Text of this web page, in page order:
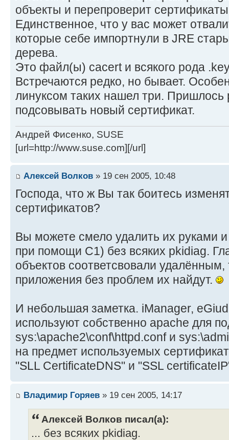
объекты и перепроверит
Единственное, что у вас может
которые себе импортнули в JRE
дерева.
Это файл(ы) cacert и всякого рода
Встречаются редко, но бывает.
линуксом таких нашел три. Пришлось
подсовывать новый сертификат.
Андрей Фисенко, SUSE
[url=http://www.suse.com][/url]
Алексей Волков » 19 сен 2005, 10:48
Господа, что ж Вы так боитесь
сертификатов?
Вы можете смело удалить их руками
при помощи C1) без всяких pkidiag.
объектов соответсвовали
приложения без проблем их найдут.
И небольшая заметка. iManager,
используют собственно apache для
sys:\apache2\conf\httpd.conf и
на предмет используемых
"SLL CertificateDNS" и "SSL
Владимир Горяев » 19 сен 2005, 14:17
Алексей Волков писал(а):
... без всяких pkidiag.